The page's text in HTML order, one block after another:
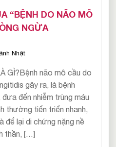
“BỆNH DO NÃO MÔ
NGỪA
Nhật
GÌ?Bệnh não mô cầu do
gây ra, là bệnh
đến nhiễm trùng máu
thường tiến triển nhanh,
để lại di chứng nặng nề
thần, […]